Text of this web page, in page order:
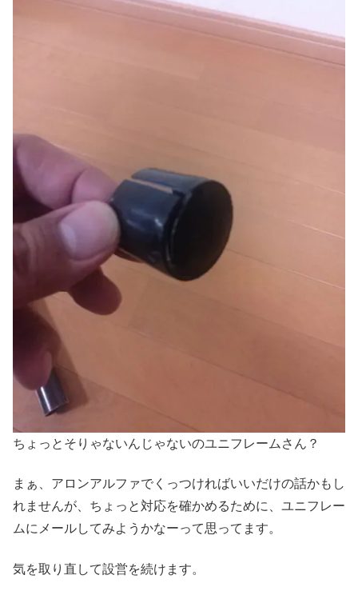
ちょっとそりゃないんじゃないのユニフレームさん？
まぁ、アロンアルファでくっつければいいだけの話かもし
れませんが、ちょっと対応を確かめるために、ユニフレー
ムにメールしてみようかなーって思ってます。
気を取り直して設営を続けます。